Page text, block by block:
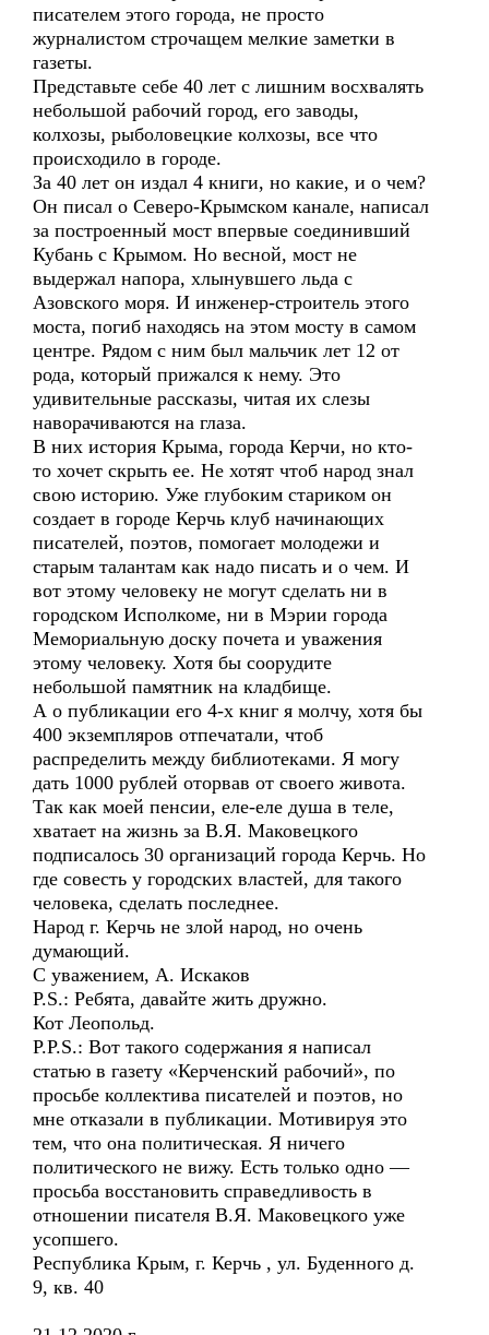
писателем этого города, не просто
журналистом строчащем мелкие заметки в
газеты.
Представьте себе 40 лет с лишним восхвалять
небольшой рабочий город, его заводы,
колхозы, рыболовецкие колхозы, все что
происходило в городе.
За 40 лет он издал 4 книги, но какие, и о чем?
Он писал о Северо-Крымском канале, написал
за построенный мост впервые соединивший
Кубань с Крымом. Но весной, мост не
выдержал напора, хлынувшего льда с
Азовского моря. И инженер-строитель этого
моста, погиб находясь на этом мосту в самом
центре. Рядом с ним был мальчик лет 12 от
рода, который прижался к нему. Это
удивительные рассказы, читая их слезы
наворачиваются на глаза.
В них история Крыма, города Керчи, но кто-
то хочет скрыть ее. Не хотят чтоб народ знал
свою историю. Уже глубоким стариком он
создает в городе Керчь клуб начинающих
писателей, поэтов, помогает молодежи и
старым талантам как надо писать и о чем. И
вот этому человеку не могут сделать ни в
городском Исполкоме, ни в Мэрии города
Мемориальную доску почета и уважения
этому человеку. Хотя бы соорудите
небольшой памятник на кладбище.
А о публикации его 4-х книг я молчу, хотя бы
400 экземпляров отпечатали, чтоб
распределить между библиотеками. Я могу
дать 1000 рублей оторвав от своего живота.
Так как моей пенсии, еле-еле душа в теле,
хватает на жизнь за В.Я. Маковецкого
подписалось 30 организаций города Керчь. Но
где совесть у городских властей, для такого
человека, сделать последнее.
Народ г. Керчь не злой народ, но очень
думающий.
С уважением, А. Искаков
P.S.: Ребята, давайте жить дружно.
Кот Леопольд.
P.P.S.: Вот такого содержания я написал
статью в газету «Керченский рабочий», по
просьбе коллектива писателей и поэтов, но
мне отказали в публикации. Мотивируя это
тем, что она политическая. Я ничего
политического не вижу. Есть только одно —
просьба восстановить справедливость в
отношении писателя В.Я. Маковецкого уже
усопшего.
Республика Крым, г. Керчь , ул. Буденного д.
9, кв. 40